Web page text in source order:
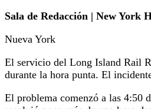
Sala de Redacción | New York
Nueva York
El servicio del Long Island Rail
durante la hora punta. El
El problema comenzó a las 4:50